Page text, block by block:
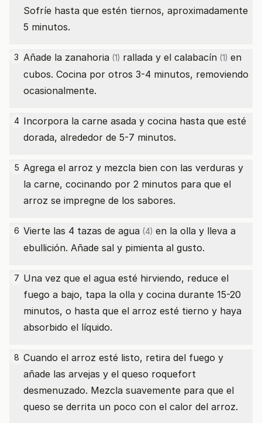
Sofríe hasta que estén tiernos, aproximadamente
5 minutos.
3 Añade la zanahoria (1) rallada y el calabacín (1) en
cubos. Cocina por otros 3-4 minutos, removiendo
ocasionalmente.
4 Incorpora la carne asada y cocina hasta que esté
dorada, alrededor de 5-7 minutos.
5 Agrega el arroz y mezcla bien con las verduras y
la carne, cocinando por 2 minutos para que el
arroz se impregne de los sabores.
6 Vierte las 4 tazas de agua (4) en la olla y lleva a
ebullición. Añade sal y pimienta al gusto.
7 Una vez que el agua esté hirviendo, reduce el
fuego a bajo, tapa la olla y cocina durante 15-20
minutos, o hasta que el arroz esté tierno y haya
absorbido el líquido.
8 Cuando el arroz esté listo, retira del fuego y
añade las arvejas y el queso roquefort
desmenuzado. Mezcla suavemente para que el
queso se derrita un poco con el calor del arroz.